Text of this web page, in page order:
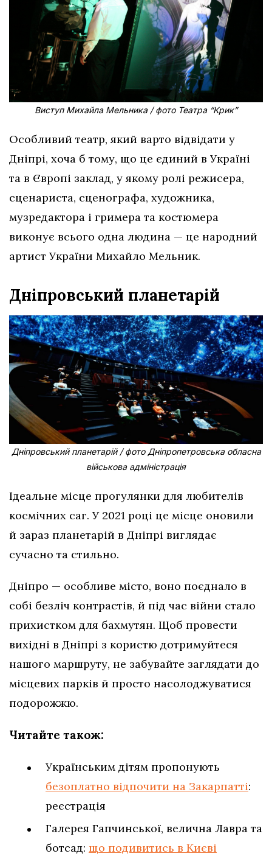
Виступ Михайла Мельника / фото Театра “Крик”
Особливий театр, який варто відвідати у
Дніпрі, хоча б тому, що це єдиний в Україні
та в Європі заклад, у якому ролі режисера,
сценариста, сценографа, художника,
музредактора і гримера та костюмера
виконує всього одна людина — це народний
артист України Михайло Мельник.
Дніпровський планетарій
Дніпровський планетарій / фото Дніпропетровська обласна
військова адміністрація
Ідеальне місце прогулянки для любителів
космічних саг. У 2021 році це місце оновили
й зараз планетарій в Дніпрі виглядає
сучасно та стильно.
Дніпро — особливе місто, воно поєднало в
собі безліч контрастів, й під час війни стало
прихистком для бахмутян. Щоб провести
вихідні в Дніпрі з користю дотримуйтеся
нашого маршруту, не забувайте заглядати до
місцевих парків й просто насолоджуватися
подорожжю.
Читайте також:
Українським дітям пропонують
безоплатно відпочити на Закарпатті:
реєстрація
Галерея Гапчинської, велична Лавра та
ботсад: що подивитись в Києві